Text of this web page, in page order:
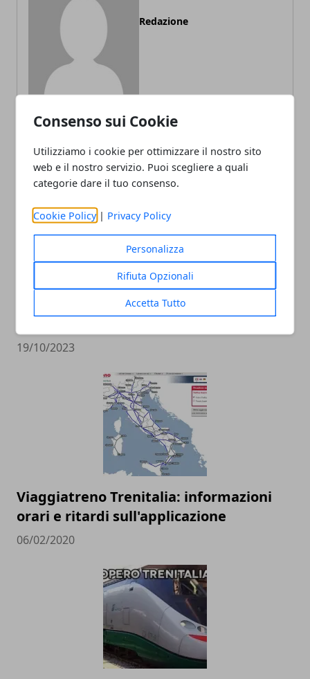
Consenso sui Cookie
Utilizziamo i cookie per ottimizzare il nostro sito
web e il nostro servizio. Puoi scegliere a quali
categorie dare il tuo consenso.
Cookie Policy | Privacy Policy
Personalizza
Rifiuta Opzionali
Accetta Tutto
Redazione
ARTICOLI CORRELATI
Revisione dell’auto: ogni quanto farla,
19/10/2023
Viaggiatreno Trenitalia: informazioni
orari e ritardi sull'applicazione
06/02/2020